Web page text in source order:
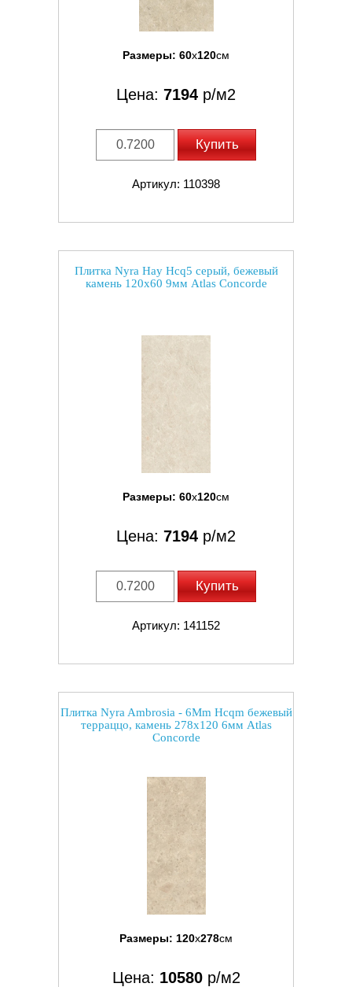
Размеры: 60x120см
Цена: 7194 р/м2
Купить
Артикул: 110398
Плитка Nyra Hay Hcq5 серый, бежевый
камень 120x60 9мм Atlas Concorde
Размеры: 60x120см
Цена: 7194 р/м2
Купить
Артикул: 141152
Плитка Nyra Ambrosia - 6Mm Hcqm бежевый
терраццо, камень 278x120 6мм Atlas
Concorde
Размеры: 120x278см
Цена: 10580р/м2